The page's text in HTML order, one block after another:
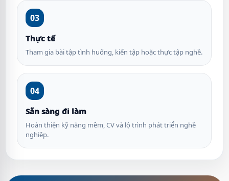
03
Thực tế
Tham gia bài tập tình huống, kiến tập hoặc thực tập nghề.
04
Sẵn sàng đi làm
Hoàn thiện kỹ năng mềm, CV và lộ trình phát triển nghề
nghiệp.